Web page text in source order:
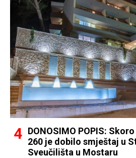
DONOSIMO POPIS:
260 je dobilo smještaj u
Sveučilišta u Mostaru